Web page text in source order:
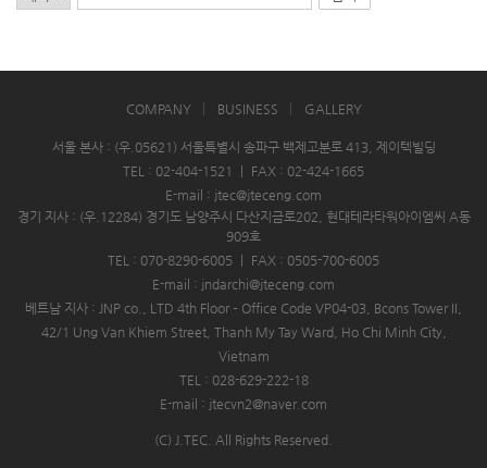
COMPANY BUSINESS GALLERY
서울 본사 : (우.05621) 서울특별시 송파구 백제고분로 413, 제이텍빌딩
TEL : 02-404-1521
FAX : 02-424-1665
E-mail : jtec@jteceng.com
경기 지사 : (우.12284) 경기도 남양주시 다산지금로202, 현대테라타워아이엠씨 A동
909호
TEL : 070-8290-6005
FAX : 0505-700-6005
E-mail : jndarchi@jteceng.com
베트남 지사 : JNP co., LTD 4th Floor – Office Code VP04-03, Bcons Tower II,
42/1 Ung Van Khiem Street, Thanh My Tay Ward, Ho Chi Minh City,
Vietnam
TEL : 028-629-222-18
E-mail : jtecvn2@naver.com
(C) J.TEC. All Rights Reserved.